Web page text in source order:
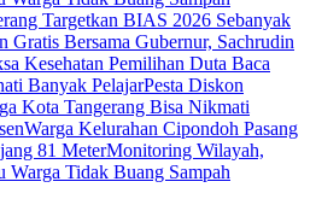
Targetkan BIAS 2026 Sebanyak
Gratis Bersama Gubernur, Sachrudin
Kesehatan Pemilihan Duta Baca
Banyak PelajarPesta Diskon
Kota Tangerang Bisa Nikmati
Warga Kelurahan Cipondoh Pasang
81 MeterMonitoring Wilayah,
Warga Tidak Buang Sampah